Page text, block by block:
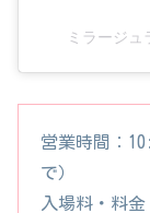
ミラージ
営業時間：
で）
入場料・料